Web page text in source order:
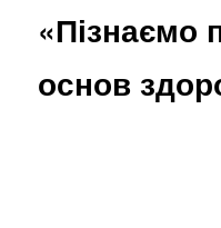
«Пізнаємо
основ